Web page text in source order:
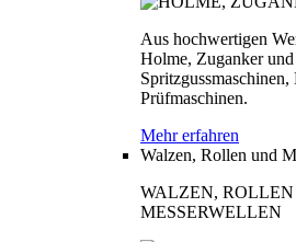
Aus hochwertigen
Holme, Zuganker
Spritzgussmaschinen,
Prüfmaschinen.
Mehr erfahren
Walzen, Rollen und
WALZEN,
MESSERWELLEN